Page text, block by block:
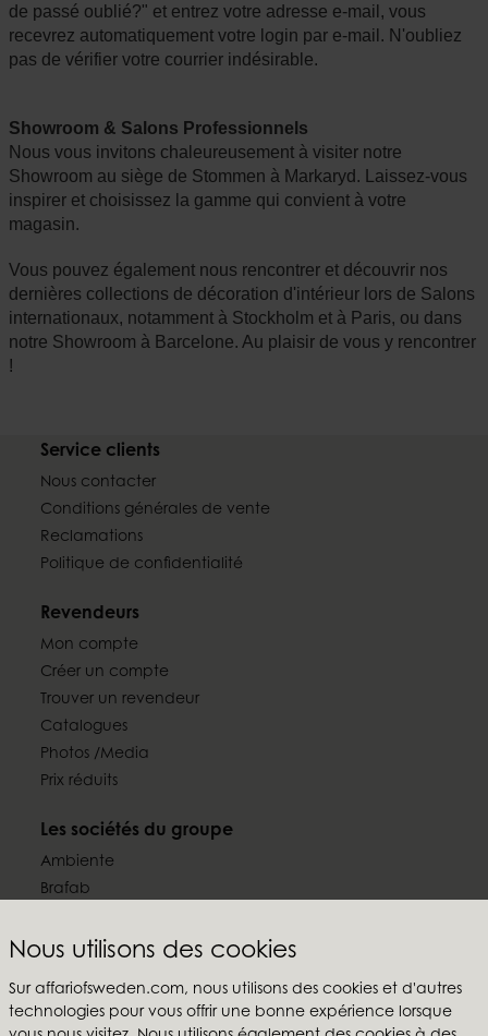
Nous utilisons des cookies
Sur affariofsweden.com, nous utilisons des cookies et d'autres
technologies pour vous offrir une bonne expérience lorsque
de passé oublié?" et entrez votre adresse e-mail, vous
recevrez automatiquement votre login par e-mail. N'oubliez
pas de vérifier votre courrier indésirable.
Showroom & Salons Professionnels
Nous vous invitons chaleureusement à visiter notre
Showroom au siège de Stommen à Markaryd. Laissez-vous
inspirer et choisissez la gamme qui convient à votre
magasin.
Vous pouvez également nous rencontrer et découvrir nos
dernières collections de décoration d'intérieur lors de Salons
internationaux, notamment à Stockholm et à Paris, ou dans
notre Showroom à Barcelone. Au plaisir de vous y rencontrer
!
Service clients
Nous contacter
Conditions générales de vente
Reclamations
Politique de confidentialité
Revendeurs
Mon compte
Créer un compte
Trouver un revendeur
Catalogues
Photos /Media
Prix réduits
Les sociétés du groupe
Ambiente
Brafab
Furninova
Suivez-nous